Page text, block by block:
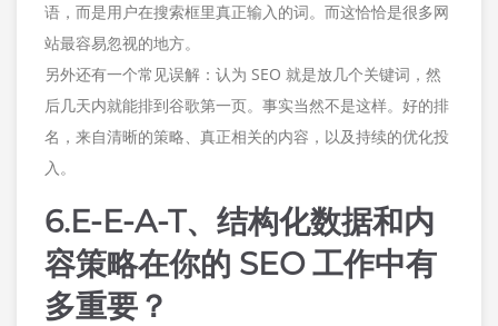
语，而是用户在搜索框里真正输入的词。而这恰恰是很多网
站最容易忽视的地方。
另外还有一个常见误解：认为 SEO 就是放几个关键词，然
后几天内就能排到谷歌第一页。事实当然不是这样。好的排
名，来自清晰的策略、真正相关的内容，以及持续的优化投
入。
6.E-E-A-T、结构化数据和内
容策略在你的 SEO 工作中有
多重要？